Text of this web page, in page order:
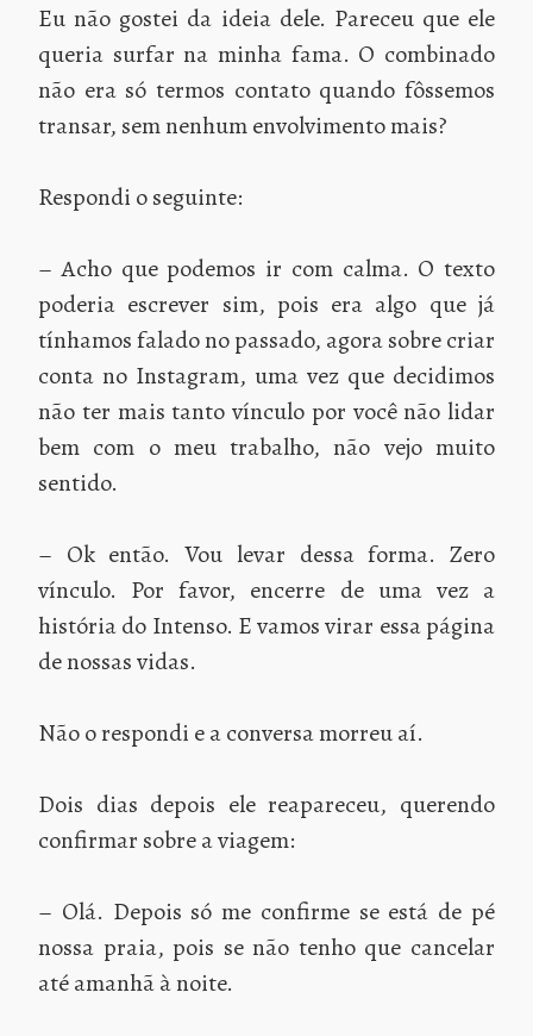
Eu não gostei da ideia dele. Pareceu que ele
queria surfar na minha fama. O combinado
não era só termos contato quando fôssemos
transar, sem nenhum envolvimento mais?
Respondi o seguinte:
– Acho que podemos ir com calma. O texto
poderia escrever sim, pois era algo que já
tínhamos falado no passado, agora sobre criar
conta no Instagram, uma vez que decidimos
não ter mais tanto vínculo por você não lidar
bem com o meu trabalho, não vejo muito
sentido.
– Ok então. Vou levar dessa forma. Zero
vínculo. Por favor, encerre de uma vez a
história do Intenso. E vamos virar essa página
de nossas vidas.
Não o respondi e a conversa morreu aí.
Dois dias depois ele reapareceu, querendo
confirmar sobre a viagem:
– Olá. Depois só me confirme se está de pé
nossa praia, pois se não tenho que cancelar
até amanhã à noite.